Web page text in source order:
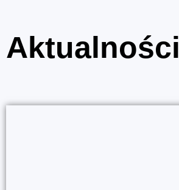
Aktualności